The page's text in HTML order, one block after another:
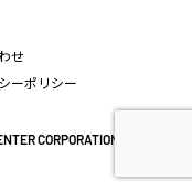
せ
ーポリシー
CORPORATION. 2022